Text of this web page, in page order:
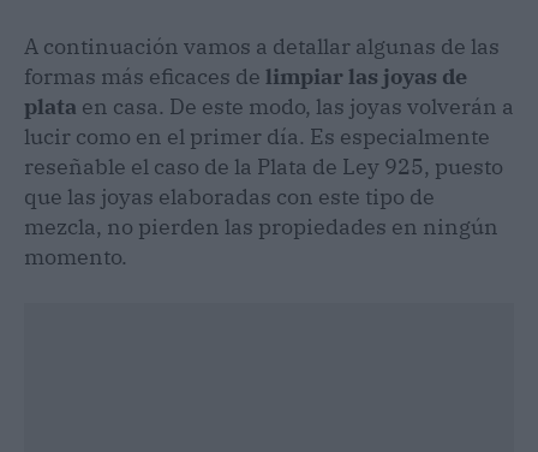
A continuación vamos a detallar algunas de las
formas más eficaces de limpiar las joyas de
plata en casa. De este modo, las joyas volverán a
lucir como en el primer día. Es especialmente
reseñable el caso de la Plata de Ley 925, puesto
que las joyas elaboradas con este tipo de
mezcla, no pierden las propiedades en ningún
momento.